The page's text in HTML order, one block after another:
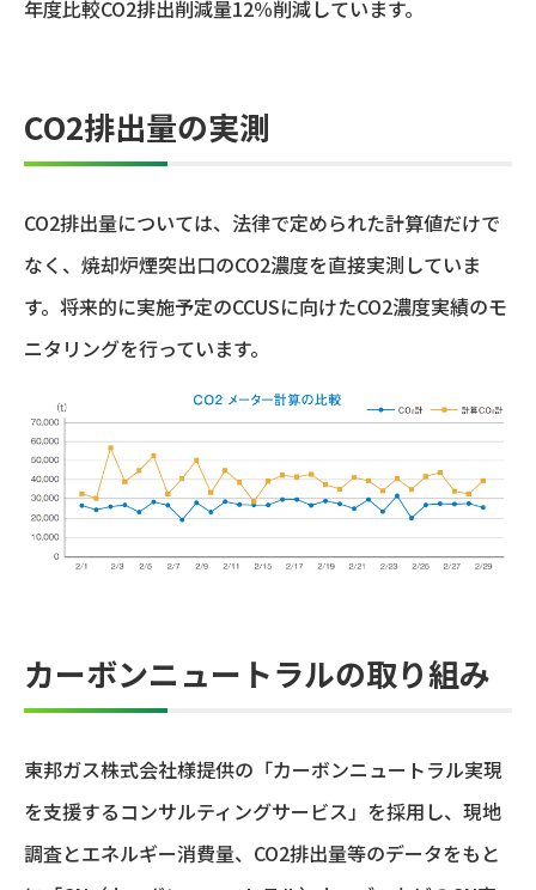
年度比較CO2排出削減量12％削減しています。
CO2排出量の実測
CO2排出量については、法律で定められた計算値だけで
なく、焼却炉煙突出口のCO2濃度を直接実測していま
す。将来的に実施予定のCCUSに向けたCO2濃度実績のモ
ニタリングを行っています。
カーボンニュートラルの取り組み
東邦ガス株式会社様提供の「カーボンニュートラル実現
を支援するコンサルティングサービス」を採用し、現地
調査とエネルギー消費量、CO2排出量等のデータをもと